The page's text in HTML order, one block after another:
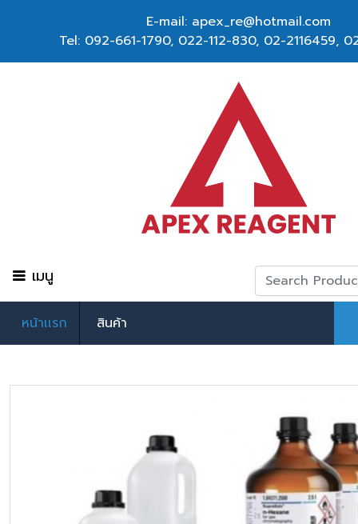
E-mail: apex_re@hotmail.com
Tel: 092-661-1790, 022-112-830, 02-2116459,
เมนู
หน้าเเรก สินค้า